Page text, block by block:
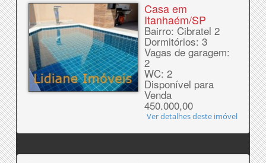
Casa em
Itanhaém/SP
Bairro: Cibratel 2
Dormitórios: 3
Vagas de garagem:
2
WC: 2
Disponível para
Venda
450.000,00
Ver detalhes deste imóvel